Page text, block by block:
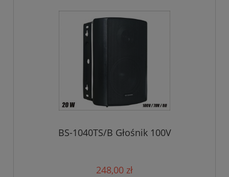
BS-1040TS/B Głośnik 100V
248,00 zł